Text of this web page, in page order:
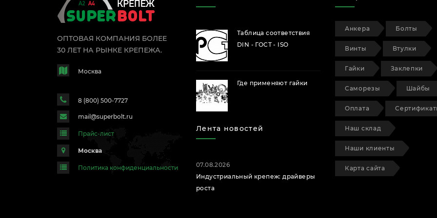
ОПТОВАЯ КОМПАНИЯ БОЛЕЕ
30 ЛЕТ НА РЫНКЕ КРЕПЕЖА.
Москва
8 (800) 500-7727
mail@superbolt.ru
Прайс-лист
Москва
Политика конфиденциальности
Таблица соответствия
DIN - ГОСТ - ISO
Где применяют гайки
Лента новостей
07.08.2026
Индустриальный крепеж: драйверы
роста
Анкера Болты
Винты Втулки
Гайки Заклепки
Саморезы Шайбы
Оплата
Наш склад
Наши клиенты
Карта сайта